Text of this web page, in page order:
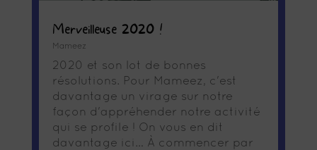
Merveilleuse 2020 !
Mameez
2020 et son lot de bonnes
résolutions. Pour Mameez, c'est
davantage un virage sur notre
façon d'appréhender notre activité
qui se profile ! On vous en dit
davantage ici… À commencer par